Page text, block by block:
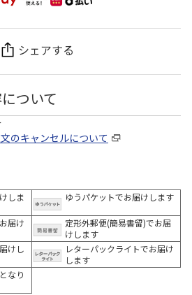
シェアする
ついて
のキャンセルについて
しま
ゆうパケットでお届けします
届け
定形外郵便(簡易書留)でお届
けします
けし
レターパックライトでお届け
します
なり